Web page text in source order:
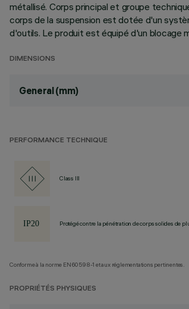
métallisé. Corps principal et groupe
corps de la suspension est dotée d'un
d'outils. Le produit est équipé d'un blocage
DIMENSIONS
General (mm)
PERFORMANCE TECHNIQUE
Class III
Protégé contre la pénétration de corps solides de
Conforme à la norme EN60598-1 et aux réglementations pertinentes.
PROPRIÉTÉS PHYSIQUES